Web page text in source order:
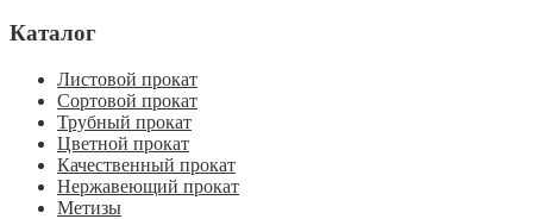
Каталог
Листовой прокат
Сортовой прокат
Трубный прокат
Цветной прокат
Качественный прокат
Нержавеющий прокат
Метизы